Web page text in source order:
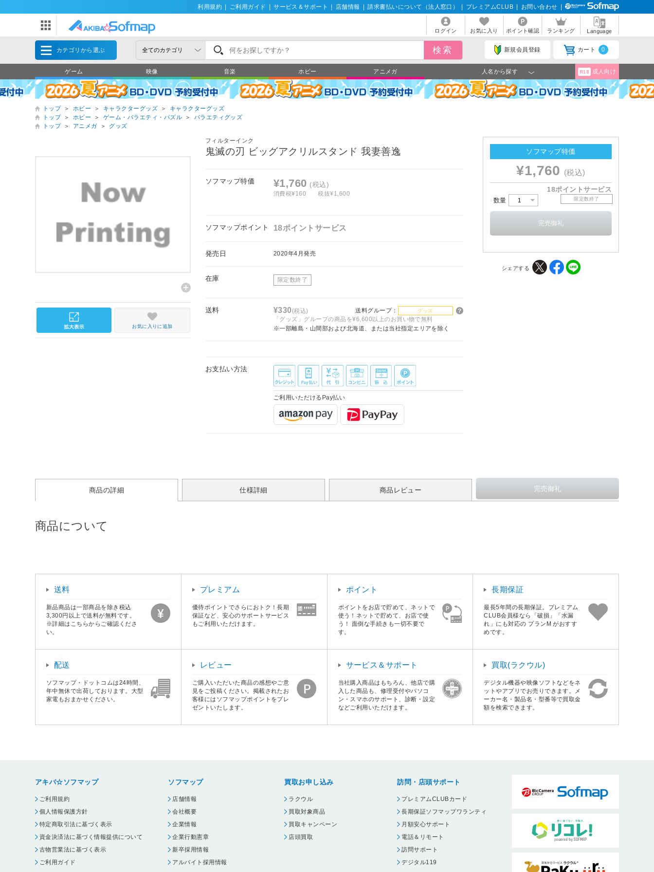
利用規約 ご利用ガイド サービス＆サポート 店舗情報 請求書払いについて（法人窓口） プレミアムCLUB お問い合わせ
ログイン お気に入り ポイント確認 ランキング Language
カテゴリから選ぶ 新規会員登録 カート 0
ゲーム 映像 音楽 ホビー アニメガ 人名から探す R18 成人向け
トップ ＞ ホビー ＞ キャラクターグッズ ＞
キャラクターグッズ
トップ
＞ ホビー ＞ ゲーム・バラエティ・パズル ＞
バラエティグッズ
トップ
＞ アニメガ ＞ グッズ
フィルターインク
鬼滅の刃 ビッグアクリルスタンド 我妻善逸
ソフマップ特価 ¥1,760 (税込)
消費税¥160 税抜¥1,600
ソフマップポイント 18ポイントサービス
発売日 2020年4月発売
在庫 限定数終了
送料 ¥330(税込) 送料グループ： グッズ
「グッズ」グループの商品を¥6,600以上のお買い物で無料
※一部離島・山間部および北海道、または当社指定エリアを除く
お支払い方法
ご利用いただけるPay払い
お気に入りに追加
ソフマップ特価
¥1,760 (税込)
18ポイントサービス
数量 限定数終了
シェアする
商品の詳細 仕様詳細 商品レビュー
商品について
送料
新品商品は一部商品を除き税込
3,300円以上で送料が無料です。
※詳細はこちらからご確認くださ
い。
プレミアム
優待ポイントでさらにおトク！長期
保証など、安心のサポートサービス
もご利用いただけます。
ポイント
ポイントをお店で貯めて、ネットで
使う！ネットで貯めて、お店で使
う！ 面倒な手続きも一切不要で
す。
長期保証
最長5年間の長期保証。プレミアム
CLUB会員様なら「破損」「水漏
れ」にも対応の プランM がおすす
めです。
配送
ソフマップ・ドットコムは24時間、
年中無休で出荷しております。大型
家電もおまかせください。
レビュー
ご購入いただいた商品の感想やご意
見をご投稿ください。掲載されたお
客様にはソフマップポイントをプレ
ゼントいたします。
サービス＆サポート
当社購入商品はもちろん、他店で購
入した商品も、修理受付やパソコ
ン・スマホのサポート、診断・設定
などご利用いただけます。
買取(ラクウル)
デジタル機器や映像ソフトなどをネ
ットやアプリでお売りできます。メ
ーカー名・製品名・型番等で買取金
額を検索できます。
アキバ☆ソフマップ
ご利用規約
個人情報保護方針
特定商取引法に基づく表示
資金決済法に基づく情報提供について
古物営業法に基づく表示
ご利用ガイド
ソフマップ
店舗情報
会社概要
企業情報
企業行動憲章
新卒採用情報
アルバイト採用情報
買取お申し込み
ラクウル
買取対象商品
買取キャンペーン
店頭買取
訪問・店頭サポート
プレミアムCLUBカード
長期保証ソフマップワランティ
月額安心サポート
電話＆リモート
訪問サポート
デジタル119